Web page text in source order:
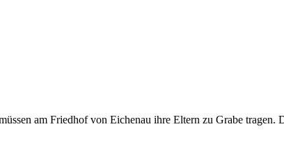
am Friedhof von Eichenau ihre Eltern zu Grabe tragen.